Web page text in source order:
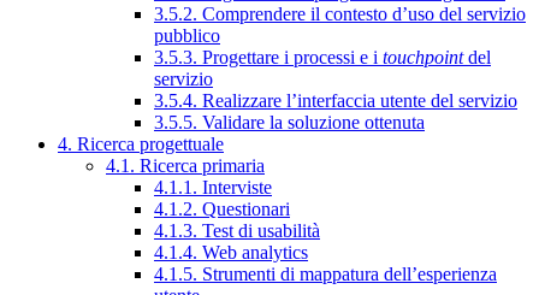
3.5.2. Comprendere il contesto d’uso del servizio
pubblico
3.5.3. Progettare i processi e i touchpointdel
servizio
3.5.4. Realizzare l’interfaccia utente del servizio
3.5.5. Validare la soluzione ottenuta
4. Ricerca progettuale
4.1. Ricerca primaria
4.1.1. Interviste
4.1.2. Questionari
4.1.3. Test di usabilità
4.1.4. Web analytics
4.1.5. Strumenti di mappatura dell’esperienza